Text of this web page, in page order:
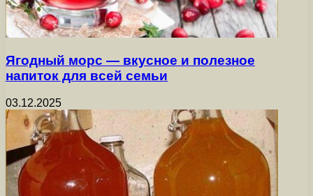
Ягодный морс — вкусное и полезное
напиток для всей семьи
03.12.2025